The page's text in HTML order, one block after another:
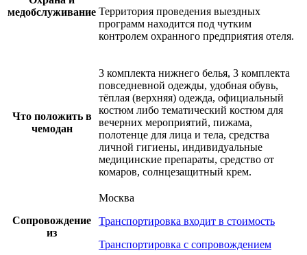
медобслуживание Территория проведения выездных
программ находится под чутким
контролем охранного предприятия отеля.
Что положить в
чемодан
3 комплекта нижнего белья, 3 комплекта
повседневной одежды, удобная обувь,
тёплая (верхняя) одежда, официальный
костюм либо тематический костюм для
вечерних мероприятий, пижама,
полотенце для лица и тела, средства
личной гигиены, индивидуальные
медицинские препараты, средство от
комаров, солнцезащитный крем.
Сопровождение
из
Москва
Транспортировка входит в стоимость
Транспортировка с сопровождением